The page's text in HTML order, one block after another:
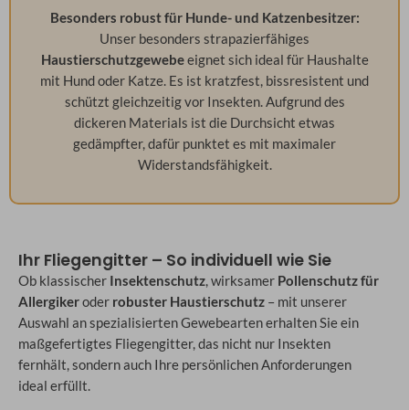
Besonders robust für Hunde- und Katzenbesitzer:
Unser besonders strapazierfähiges
Haustierschutzgewebeeignet sich ideal für Haushalte
mit Hund oder Katze. Es ist kratzfest, bissresistent und
schützt gleichzeitig vor Insekten. Aufgrund des
dickeren Materials ist die Durchsicht etwas
gedämpfter, dafür punktet es mit maximaler
Widerstandsfähigkeit.
Ihr Fliegengitter – So individuell wie Sie
Ob klassischer Insektenschutz, wirksamer Pollenschutz für
Allergikeroder robuster Haustierschutz – mit unserer
Auswahl an spezialisierten Gewebearten erhalten Sie ein
maßgefertigtes Fliegengitter, das nicht nur Insekten
fernhält, sondern auch Ihre persönlichen Anforderungen
ideal erfüllt.